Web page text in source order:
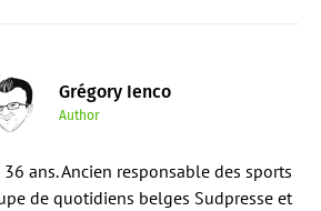
Grégory Ienco
Author
ans. Ancien responsable des sports
de quotidiens belges Sudpresse et